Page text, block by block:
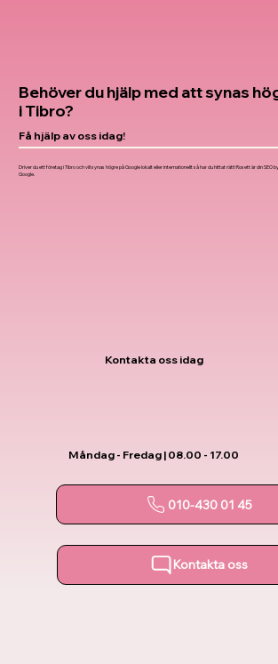
Behöver du hjälp med att synas
i Tibro?
Få hjälp av oss idag!
Driver du ett företag i Tibro och vill synas högre på Google lokalt eller internationellt så har du hittat rätt! Rosett är din SEO
Google.
Kontakta oss idag
Måndag - Fredag | 08.00 - 17.00
010-430 01 45
Kontakta oss